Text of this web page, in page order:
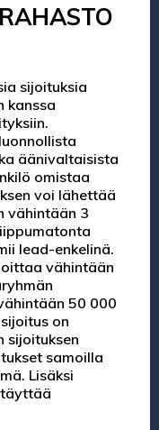
sijoituksia
kanssa
äänivaltaisista
omistaa
voi lähettää
vähintään 3
lead-enkelinä.
vähintään
50 000
on
sijoituksen
samoilla
Lisäksi